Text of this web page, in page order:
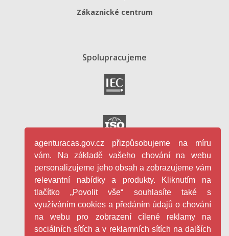
Zákaznické centrum
Spolupracujeme
agenturacas.gov.cz přizpůsobujeme na míru
vám. Na základě vašeho chování na webu
personalizujeme jeho obsah a zobrazujeme vám
relevantní nabídky a produkty. Kliknutím na
tlačítko „Povolit vše“ souhlasíte také s
využíváním cookies a předáním údajů o chování
na webu pro zobrazení cílené reklamy na
sociálních sítích a v reklamních sítích na dalších